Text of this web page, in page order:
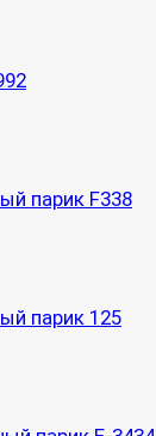
парик F338
парик 125